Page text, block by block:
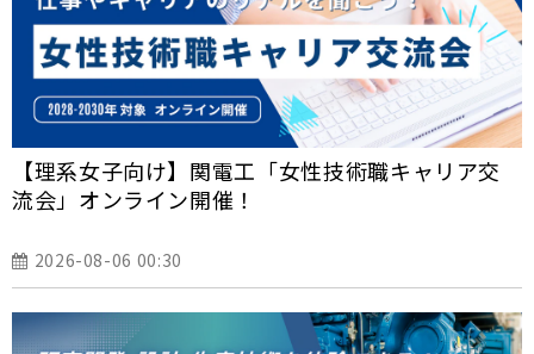
【理系女子向け】関電工「女性技術職キャリア交
流会」オンライン開催！
2026-08-06 00:30